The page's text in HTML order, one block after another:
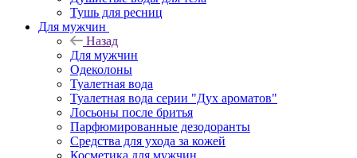
Тушь для ресниц
Для мужчин
Назад
Для мужчин
Одеколоны
Туалетная вода
Туалетная вода серии "Дух ароматов"
Лосьоны после бритья
Парфюмированные дезодоранты
Средства для ухода за кожей
Косметика для мужчин